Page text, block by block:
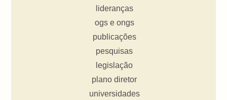
lideranças
ogs e ongs
publicações
pesquisas
legislação
plano diretor
universidades